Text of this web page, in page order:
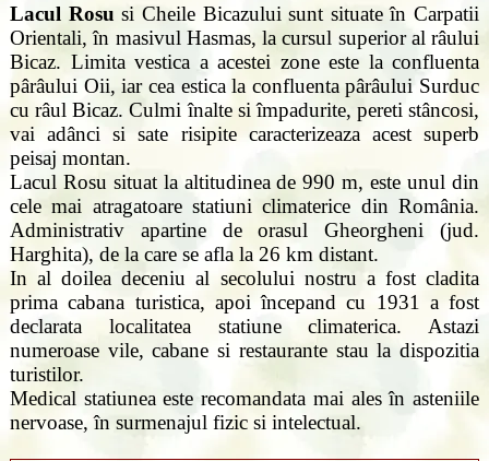
Lacul Rosu si Cheile Bicazului sunt situate în Carpatii
Orientali, în masivul Hasmas, la cursul superior al râului
Bicaz. Limita vestica a acestei zone este la confluenta
pârâului Oii, iar cea estica la confluenta pârâului Surduc
cu râul Bicaz. Culmi înalte si împadurite, pereti stâncosi,
vai adânci si sate risipite caracterizeaza acest superb
peisaj montan.
Lacul Rosu situat la altitudinea de 990 m, este unul din
cele mai atragatoare statiuni climaterice din România.
Administrativ apartine de orasul Gheorgheni (jud.
Harghita), de la care se afla la 26 km distant.
In al doilea deceniu al secolului nostru a fost cladita
prima cabana turistica, apoi începand cu 1931 a fost
declarata localitatea statiune climaterica. Astazi
numeroase vile, cabane si restaurante stau la dispozitia
turistilor.
Medical statiunea este recomandata mai ales în asteniile
nervoase, în surmenajul fizic si intelectual.